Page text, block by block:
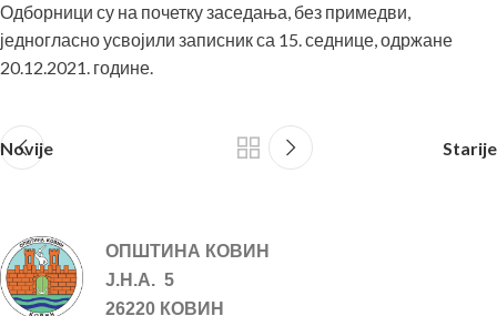
Одборници су на почетку заседања, без примедви,
једногласно усвојили записник са 15. седнице, одржане
20.12.2021. године.
Novije Starije
ОПШТИНА КОВИН
Ј.Н.А. 5
26220 КОВИН